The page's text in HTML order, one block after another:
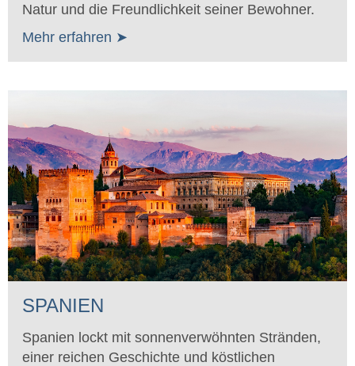
Natur und die Freundlichkeit seiner Bewohner.
Mehr erfahren ➤
SPANIEN
Spanien lockt mit sonnenverwöhnten Stränden,
einer reichen Geschichte und köstlichen